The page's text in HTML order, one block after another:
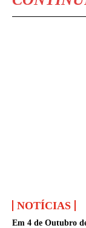
NOTÍCIAS
Em 4 de Outubro